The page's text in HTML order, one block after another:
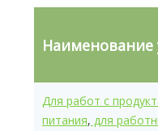
Наименование
Для работ с
питания, для